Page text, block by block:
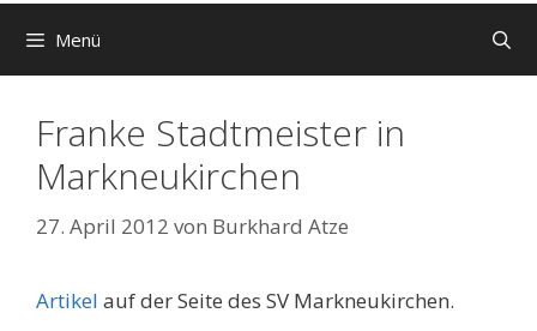
Menü
Franke Stadtmeister in
Markneukirchen
27. April 2012 von Burkhard Atze
Artikel auf der Seite des SV Markneukirchen.